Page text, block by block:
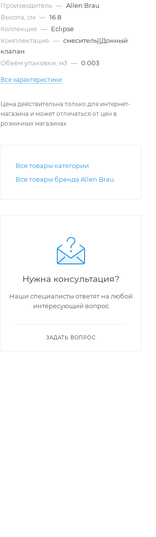
Производитель — Allen Brau
Высота, см — 16.8
Коллекция — Eclipse
Комплектация — смеситель||Донный
клапан
Объём упаковки, м3 — 0.003
Все характеристики
Цена действительна только для интернет-
магазина и может отличаться от цен в
розничных магазинах
Все товары категории
Все товары бренда Allen Brau
Нужна консультация?
Наши специалисты ответят на любой
интересующий вопрос
ЗАДАТЬ ВОПРОС